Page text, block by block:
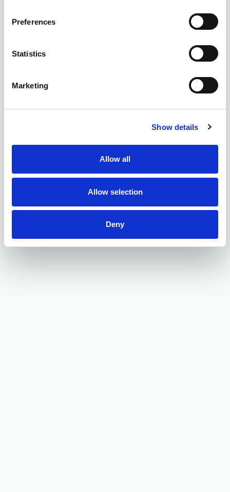
Preferences
Statistics
Marketing
Show details
Allow all
Allow selection
Deny